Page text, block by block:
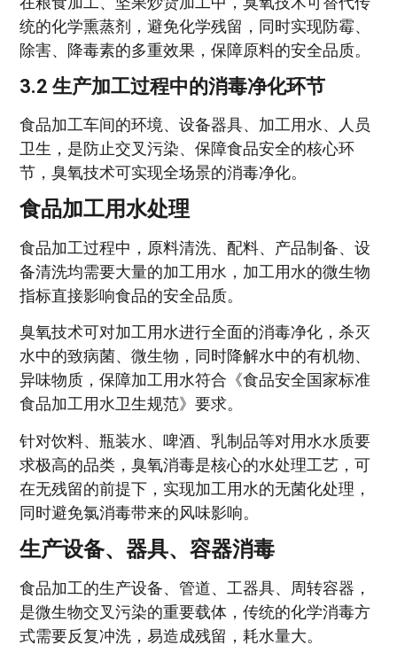
统的化学熏蒸剂，避免化学残留，同时实现防霉、
除害、降毒素的多重效果，保障原料的安全品质。
3.2 生产加工过程中的消毒净化环节
食品加工车间的环境、设备器具、加工用水、人员
卫生，是防止交叉污染、保障食品安全的核心环
节，臭氧技术可实现全场景的消毒净化。
食品加工用水处理
食品加工过程中，原料清洗、配料、产品制备、设
备清洗均需要大量的加工用水，加工用水的微生物
指标直接影响食品的安全品质。
臭氧技术可对加工用水进行全面的消毒净化，杀灭
水中的致病菌、微生物，同时降解水中的有机物、
异味物质，保障加工用水符合《食品安全国家标准
食品加工用水卫生规范》要求。
针对饮料、瓶装水、啤酒、乳制品等对用水水质要
求极高的品类，臭氧消毒是核心的水处理工艺，可
在无残留的前提下，实现加工用水的无菌化处理，
同时避免氯消毒带来的风味影响。
生产设备、器具、容器消毒
食品加工的生产设备、管道、工器具、周转容器，
是微生物交叉污染的重要载体，传统的化学消毒方
式需要反复冲洗，易造成残留，耗水量大。